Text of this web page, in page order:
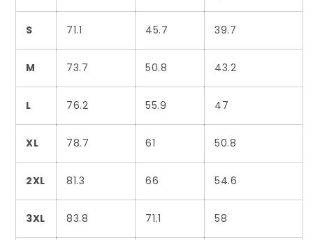
S 71.1 45.7 39.7
M 73.7 50.8 43.2
L 76.2 55.9 47
XL 78.7 61 50.8
2XL 81.3 66 54.6
3XL 83.8 71.1 58